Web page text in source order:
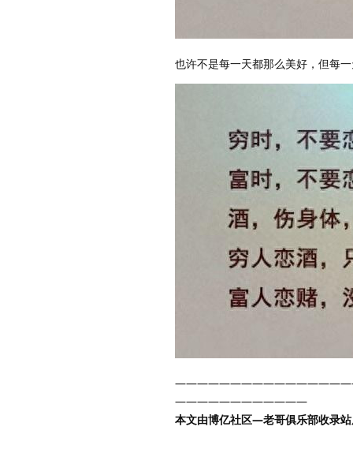
也许不是每一天都那么美好，但每
————————————
本文由博亿社区—老哥俱乐部收录